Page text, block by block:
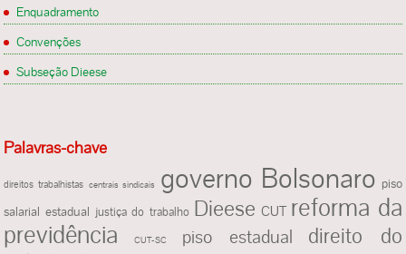
Enquadramento
Convenções
Subseção Dieese
Palavras-chave
direitos trabalhistas centrais sindicais governo Bolsonaro piso
salarial estadual justiça do trabalho Dieese CUT reforma da
previdência
CUT-SC piso estadual
direito do